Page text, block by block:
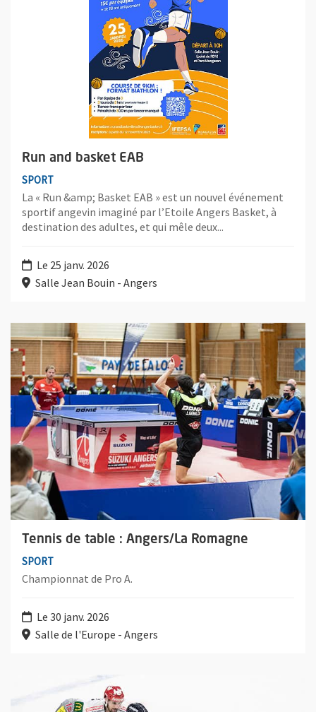
Run and basket EAB
SPORT
La « Run &amp; Basket EAB » est un nouvel événement
sportif angevin imaginé par l’Etoile Angers Basket, à
destination des adultes, et qui mêle deux...
Le 25 janv. 2026
Salle Jean Bouin - Angers
Tennis de table : Angers/La Romagne
SPORT
Championnat de Pro A.
Le 30 janv. 2026
Salle de l'Europe - Angers
Plus d'information sur l'évènement : Tennis de table : Angers/
Plus d'information sur l'évènement : Hockey sur glace : Angers/